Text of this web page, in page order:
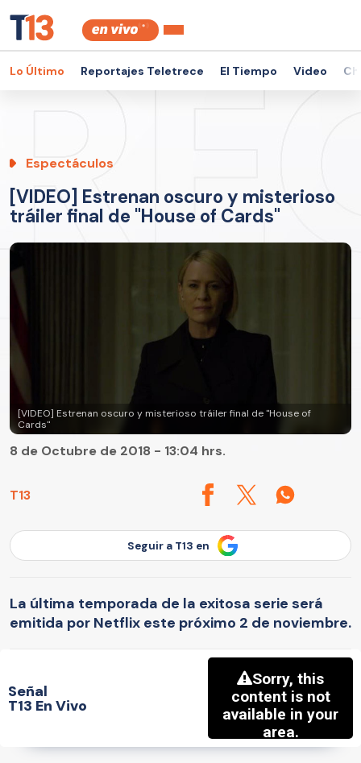
Lo Último Reportajes Teletrece El Tiempo Video
Espectáculos
[VIDEO] Estrenan oscuro y misterioso
tráiler final de "House of Cards"
[VIDEO] Estrenan oscuro y misterioso tráiler final de "House of
Cards"
T13
8 de Octubre de 2018 - 13:04 hrs.
Seguir a T13 en
La última temporada de la exitosa serie será
emitida por Netflix este próximo 2 de noviembre.
Señal
T13 En Vivo